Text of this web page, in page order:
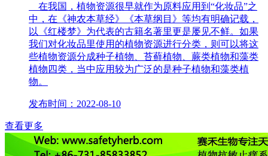
在我国，植物资源很早就作为原料应用到“化妆品”之
中，在《神农本草经》《本草纲目》等均有明确记载，
以《红楼梦》为代表的古籍名著里更是屡见不鲜。如果
我们对化妆品里使用的植物资源进行分类，则可以将这
些植物资源分成种子植物、苔藓植物、蕨类植物和藻类
植物四类，当中应用较为广泛的是种子植物和藻类植
物。
发布时间：2022-08-10
查看更多